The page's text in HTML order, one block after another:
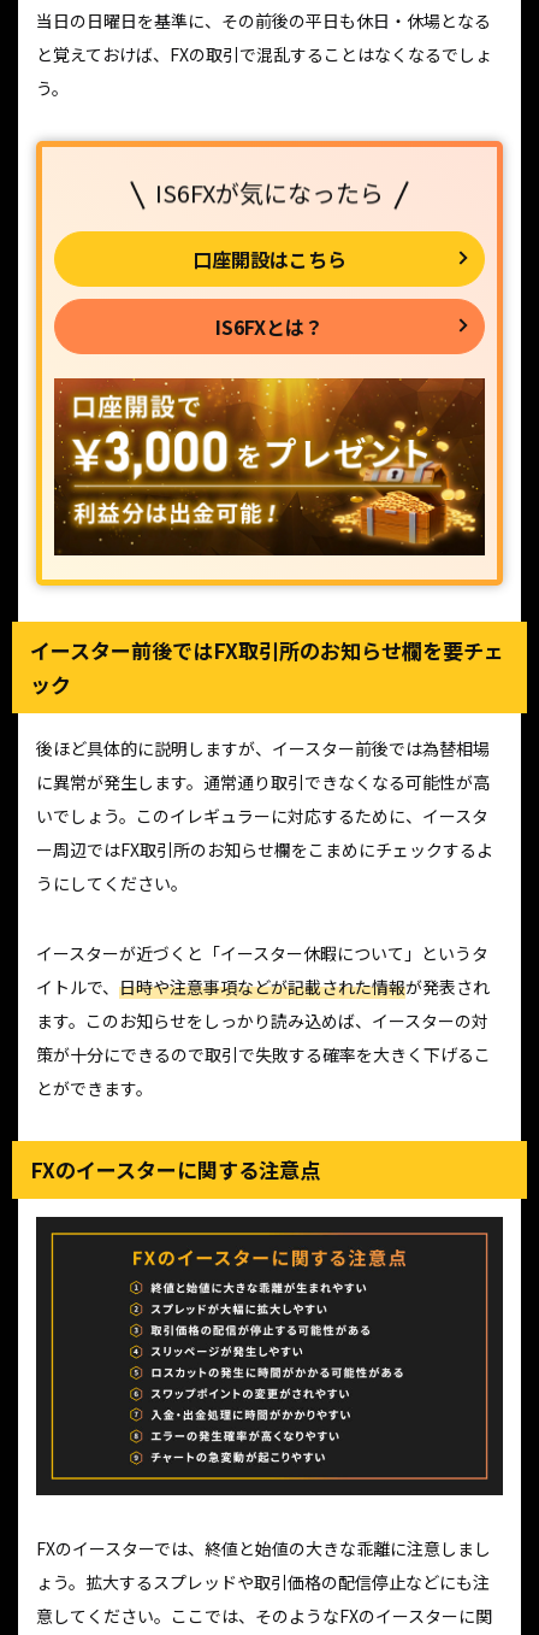
当日の日曜日を基準に、その前後の平日も休日・休場となる
と覚えておけば、FXの取引で混乱することはなくなるでしょ
う。
IS6FXが気になったら
口座開設はこちら
IS6FXとは？
イースター前後ではFX取引所のお知らせ欄を要チェ
ック
後ほど具体的に説明しますが、イースター前後では為替相場
に異常が発生します。通常通り取引できなくなる可能性が高
いでしょう。このイレギュラーに対応するために、イースタ
ー周辺ではFX取引所のお知らせ欄をこまめにチェックするよ
うにしてください。
イースターが近づくと「イースター休暇について」というタ
イトルで、 日時や注意事項などが記載された情報が発表され
ます。このお知らせをしっかり読み込めば、イースターの対
策が十分にできるので取引で失敗する確率を大きく下げるこ
とができます。
FXのイースターに関する注意点
FXのイースターでは、終値と始値の大きな乖離に注意しまし
ょう。拡大するスプレッドや取引価格の配信停止などにも注
意してください。ここでは、そのようなFXのイースターに関